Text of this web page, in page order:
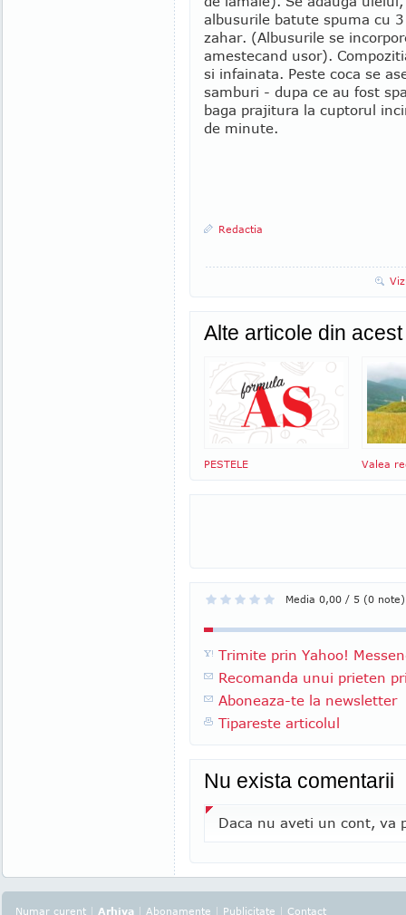
albusurile batute spuma cu
zahar. (Albusurile se
amestecand usor).
si infainata. Peste coca se
samburi - dupa ce au fost
baga prajitura la cuptorul
de minute.
Redactia
Alte articole din
PESTELE Valea
Media 0,00 / 5 (0 note)
Trimite prin Yahoo!
Recomanda unui prieten
Aboneaza-te la newsletter
Tipareste articolul
Nu exista comentarii
Daca nu aveti un cont, va
Numar curent | Arhiva | Abonamente | Publicitate | Contact